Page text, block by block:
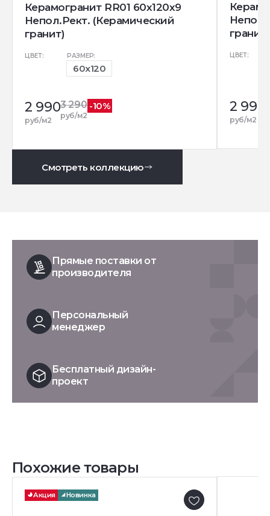
Керамогранит RR01 60x120x9
Непол.Рект. (Керамический
гранит)
ЦВЕТ: РАЗМЕР:
60x120
2 990
руб/м2
3 290
руб/м2
-10%
гранит)
ЦВЕТ:
2 990
руб/м2
Смотреть коллекцию
Прямые поставки от
производителя
Персональный
менеджер
Бесплатный дизайн-
проект
Похожие товары
Акция Новинка